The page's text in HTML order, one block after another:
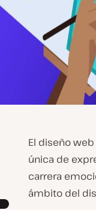
El diseño
única de
carrera
ámbito del